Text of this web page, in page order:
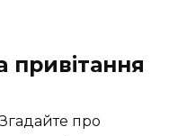
привітання
про